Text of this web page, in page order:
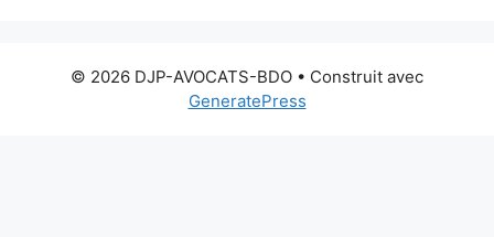
© 2026 DJP-AVOCATS-BDO • Construit avec
GeneratePress